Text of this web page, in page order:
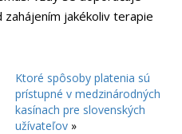
jakékoliv terapie
Ktoré spôsoby platenia sú
prístupné v medzinárodných
kasínach pre slovenských
užívateľov »